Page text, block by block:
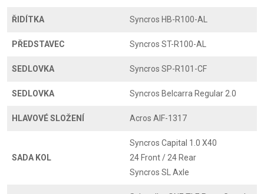
ŘIDÍTKA Syncros HB-R100-AL
PŘEDSTAVEC Syncros ST-R100-AL
SEDLOVKA Syncros SP-R101-CF
SEDLOVKA Syncros Belcarra Regular 2.0
HLAVOVÉ SLOŽENÍ Acros AIF-1317
SADA KOL
Syncros Capital 1.0 X40
24 Front / 24 Rear
Syncros SL Axle